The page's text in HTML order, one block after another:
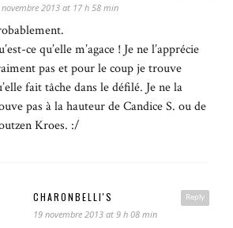
novembre 2013 at 17 h 58 min
ce qu’elle m’agace ! Je ne l’apprécie
pas et pour le coup je trouve
fait tâche dans le défilé. Je ne la
pas à la hauteur de Candice S. ou de
Kroes. :/
Reply
CHARONBELLI'S
19 novembre 2013 at 9 h 08 min